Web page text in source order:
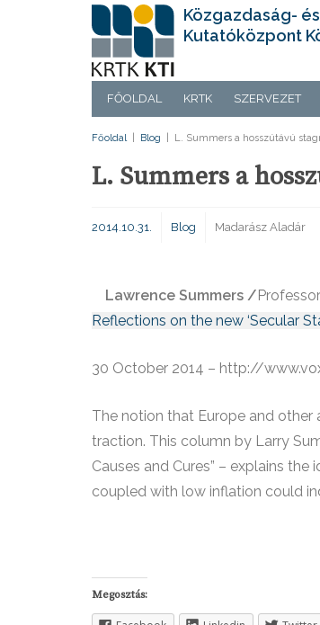
Közgazdaság-
Kutatóközpont
FŐOLDAL KRTK SZERVEZET
Főoldal Blog L. Summers a hosszútávú
L. Summers a
2014.10.31. Blog Madarász Aladár
Lawrence Summers /
Reflections on the new ‘Secular
30 October 2014 – http://
The notion that Europe and other
traction. This column by Larry
Causes and Cures” – explains
coupled with low inflation could
Megosztás: